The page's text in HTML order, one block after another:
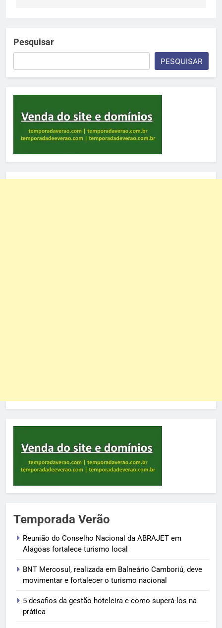
Pesquisar
PESQUISAR
Temporada Verão
Reunião do Conselho Nacional da ABRAJET em
Alagoas fortalece turismo local
BNT Mercosul, realizada em Balneário Camboriú, deve
movimentar e fortalecer o turismo nacional
5 desafios da gestão hoteleira e como superá-los na
prática